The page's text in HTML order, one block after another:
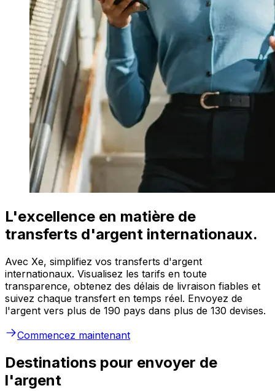
L'excellence en matière de
transferts d'argent internationaux.
Avec Xe, simplifiez vos transferts d'argent
internationaux. Visualisez les tarifs en toute
transparence, obtenez des délais de livraison fiables et
suivez chaque transfert en temps réel. Envoyez de
l'argent vers plus de 190 pays dans plus de 130 devises.
Commencez maintenant
Destinations pour envoyer de
l'argent